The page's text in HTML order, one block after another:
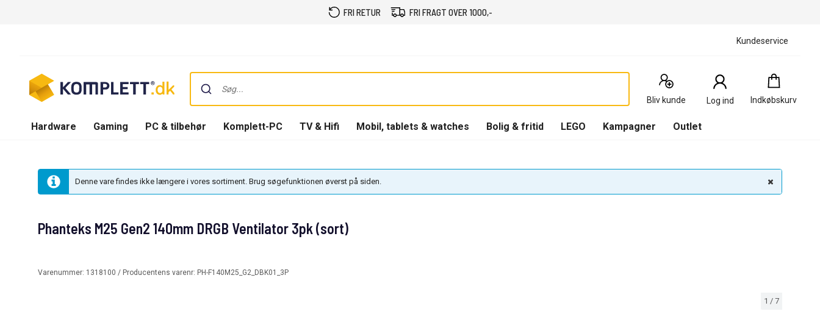
FRI RETUR FRI FRAGT OVER 1000,-
Kundeservice
Bliv kunde Log ind Indkøbskurv
Indkøbskurv
0
Produkter
Hardware Gaming PC & tilbehør Komplett-PC TV & Hifi Mobil, tablets & watches Bolig & fritid LEGO Kampagner Outlet
Denne vare findes ikke længere i vores sortiment. Brug søgefunktionen øverst på siden.
1 / 7
Phanteks M25 Gen2 140mm DRGB Ventilator 3pk (sort)
Varenummer: 1318100 / Producentens varenr: PH-F140M25_G2_DBK01_3P